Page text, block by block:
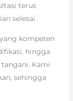
terus
selesai.
kompeten
hingga
Kami
sehingga